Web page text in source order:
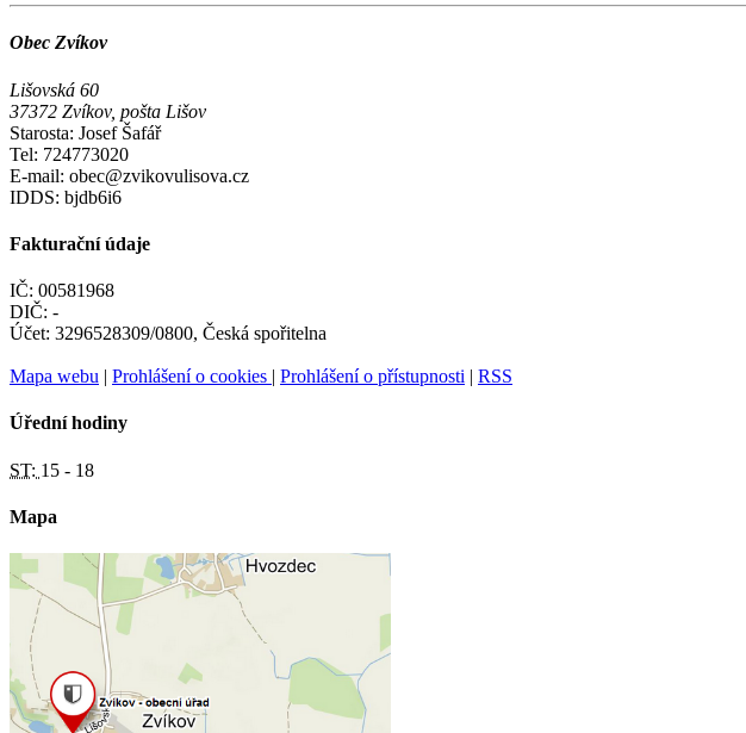
Obec Zvíkov
Lišovská 60
37372 Zvíkov, pošta Lišov
Starosta: Josef Šafář
Tel: 724773020
E-mail: obec@zvikovulisova.cz
IDDS: bjdb6i6
Fakturační údaje
IČ: 00581968
DIČ: -
Účet: 3296528309/0800, Česká spořitelna
Mapa webu | Prohlášení o cookies | Prohlášení o přístupnosti | RSS
Úřední hodiny
ST: 15 - 18
Mapa